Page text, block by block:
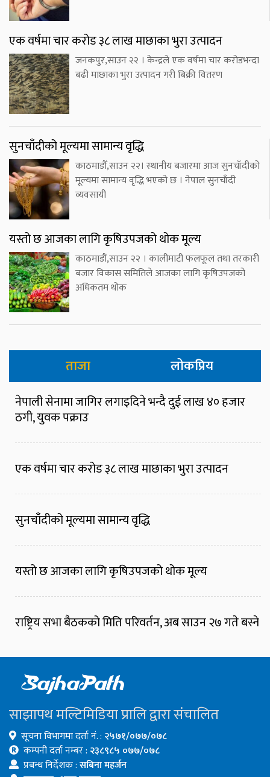
एक वर्षमा चार करोड ३८ लाख माछाका भुरा उत्पादन
जनकपुर,साउन २२ । केन्द्रले एक वर्षमा चार करोडभन्दा
बढी माछाका भुरा उत्पादन गरी बिक्री वितरण
सुनचाँदीको मूल्यमा सामान्य वृद्धि
काठमाडौँ,साउन २२। स्थानीय बजारमा आज सुनचाँदीको
मूल्यमा सामान्य वृद्धि भएको छ । नेपाल सुनचाँदी
व्यवसायी
यस्तो छ आजका लागि कृषिउपजको थोक मूल्य
काठमाडौं,साउन २२ । कालीमाटी फलफूल तथा तरकारी
बजार विकास समितिले आजका लागि कृषिउपजको
अधिकतम थोक
ताजा लोकप्रिय
नेपाली सेनामा जागिर लगाइदिने भन्दै दुई लाख ४० हजार
ठगी, युवक पक्राउ
एक वर्षमा चार करोड ३८ लाख माछाका भुरा उत्पादन
सुनचाँदीको मूल्यमा सामान्य वृद्धि
यस्तो छ आजका लागि कृषिउपजको थोक मूल्य
राष्ट्रिय सभा बैठकको मिति परिवर्तन, अब साउन २७ गते बस्ने
साझापथ मल्टिमिडिया प्रालि द्वारा संचालित
सूचना विभागमा दर्ता नं. : २५७१/०७७/०७८
कम्पनी दर्ता नम्बर : २३८९८५ ०७७/०७८
प्रबन्ध निर्देशक :सबिना महर्जन